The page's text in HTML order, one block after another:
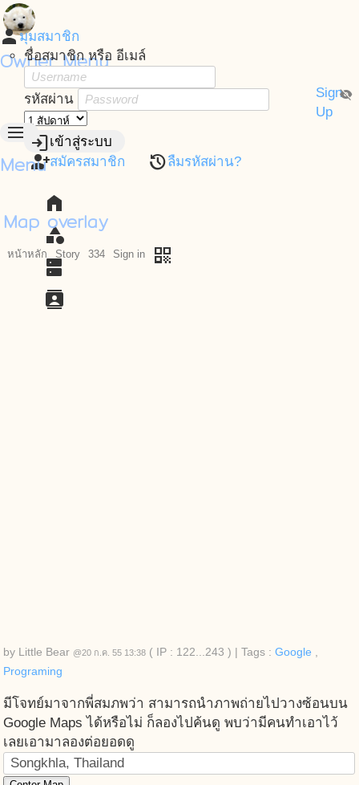
Owner Menu
personมุมสมาชิก
ชื่อสมาชิก หรือ อีเมล์
รหัสผ่าน visibility_off
loginเข้าสู่ระบบ
person_addสมัครสมาชิก restoreลืมรหัสผ่าน?
Sign
Up
menu
Menu
home
category
dns
contacts
Map overlay
หน้าหลัก Story 334 Sign in qr_code
by Little Bear @20 ก.ค. 55 13:38 ( IP : 122...243 ) Tags : Google ,
Programing
มีโจทย์มาจากพี่สมภพว่า สามารถนำภาพถ่ายไปวางซ้อนบน
Google Maps ได้หรือไม่ ก็ลองไปค้นดู พบว่ามีคนทำเอาไว้
เลยเอามาลองต่อยอดดู